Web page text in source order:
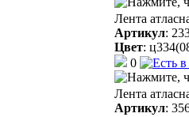
Лента
Артикул:
Цвет:
0
Лента
Артикул: